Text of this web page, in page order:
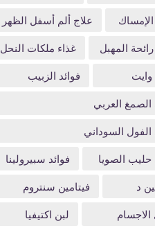
علاج ألم أسفل الظهر
المهبل
غذاء ملكات النحل
وايت
فوائد الزبيب
الصمغ العربي
الفول السوداني
حليب الصويا
فوائد سبيرولينا
د
فيتامين سنتروم
لبن اكتيفيا